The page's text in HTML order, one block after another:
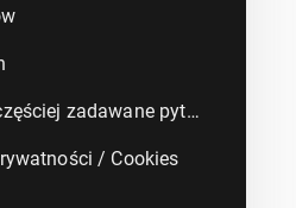
FAQ - Najczęściej zadawane pytania
/ Cookies